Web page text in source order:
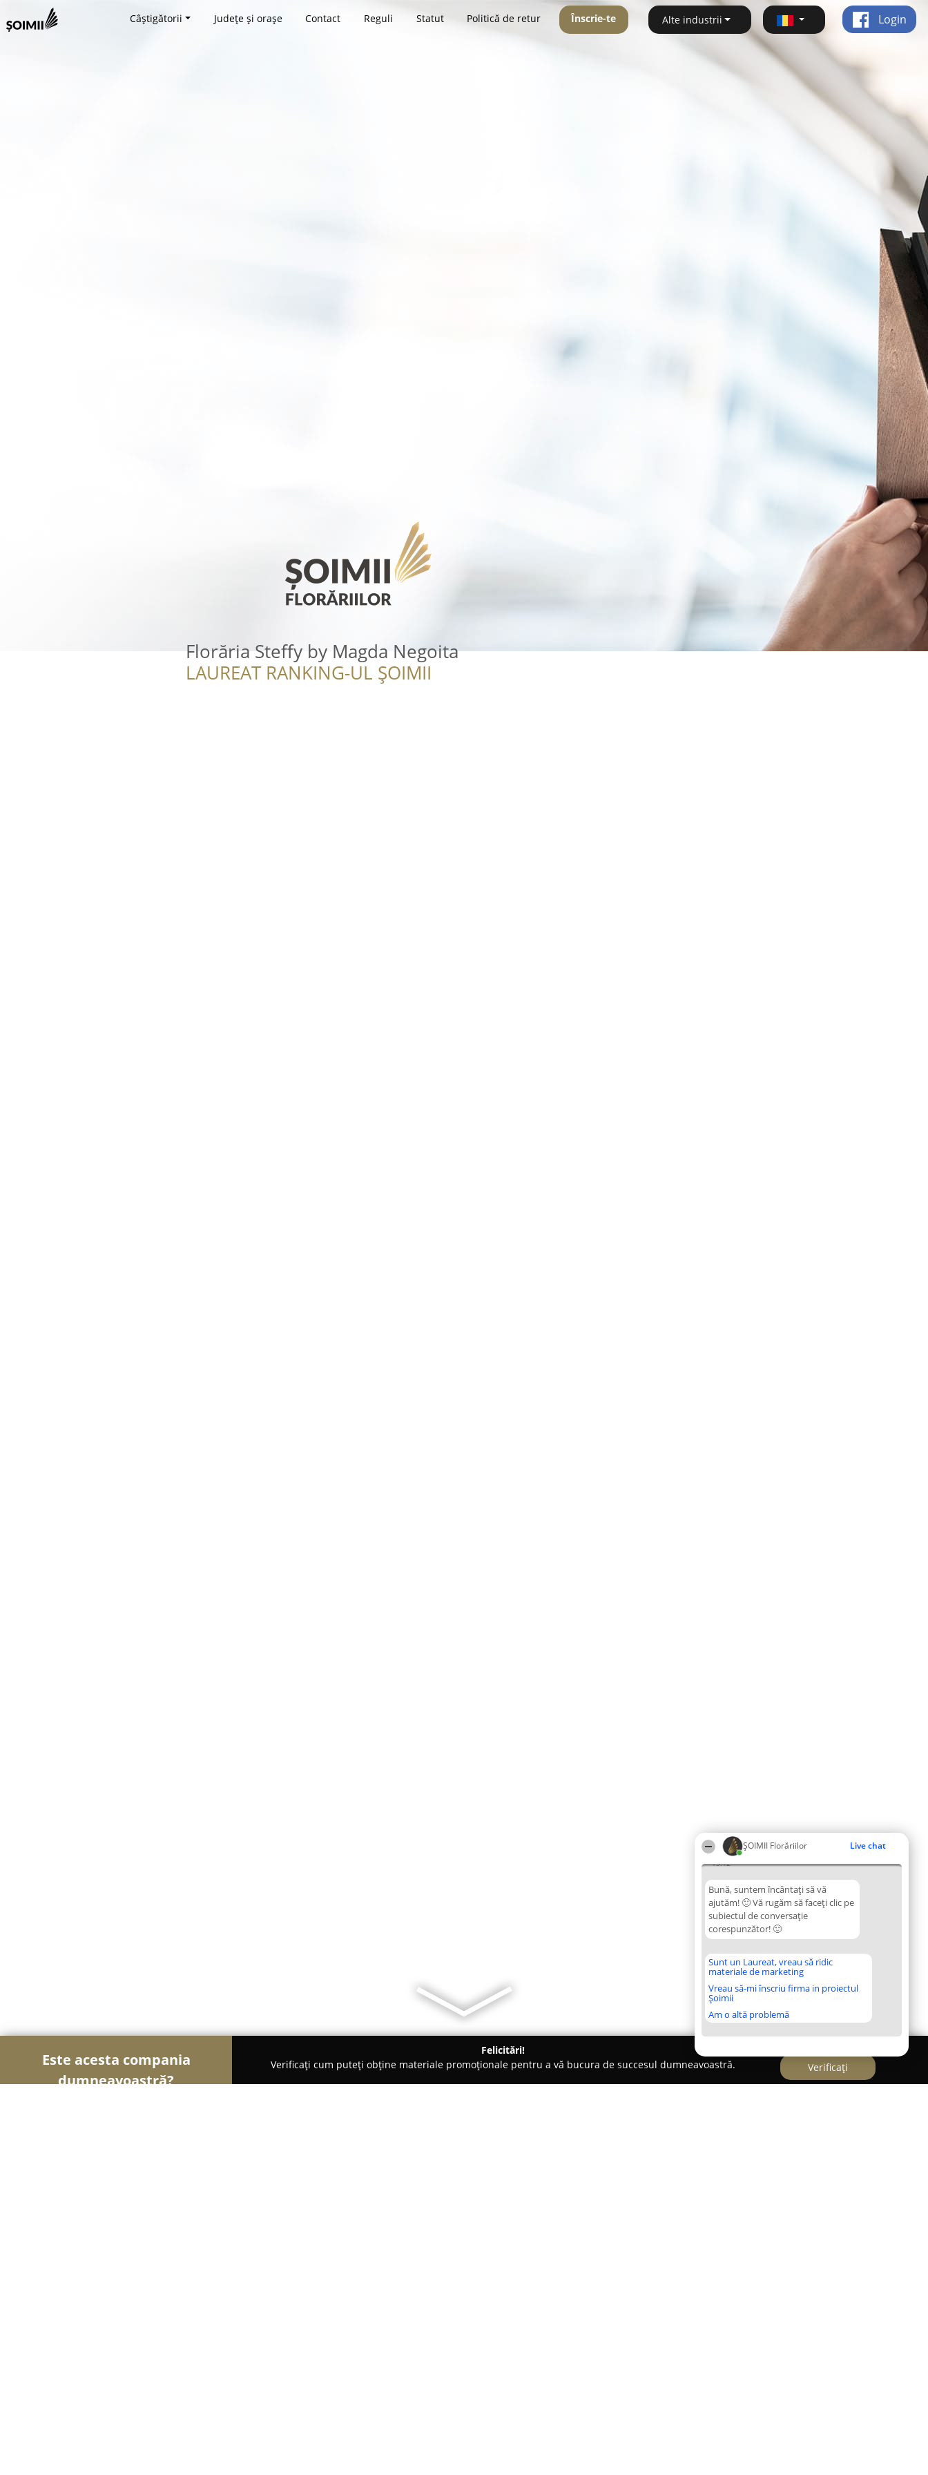
ȘOIMII Florăriilor Live chat
15:12
Bună, suntem încântați să vă
ajutăm! 🙂 Vă rugăm să faceți clic pe
subiectul de conversație
corespunzător! 🙂
Sunt un Laureat, vreau să ridic
materiale de marketing
Vreau să-mi înscriu firma in proiectul
Șoimii
Am o altă problemă
Câștigătorii Județe și orașe Contact Reguli Statut Politică de retur Înscrie-te Alte industrii Login
Florăria Steffy by Magda Negoita
LAUREAT RANKING-UL ȘOIMII
Este acesta compania
dumneavoastră?
Felicitări!
Verificați cum puteți obține materiale promoționale pentru a vă bucura de succesul dumneavoastră.
Verificați